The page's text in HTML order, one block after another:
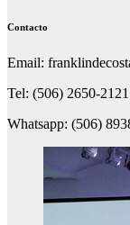
Contacto
Email:
Tel: (506) 2650-2121
Whatsapp: (506)